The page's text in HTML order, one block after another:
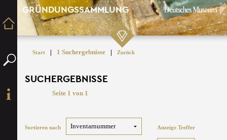
GRÜNDUNGSSAMMLUNG
Start | 1 Suchergebnisse | Zurück
SUCHERGEBNISSE
Seite 1 von 1
Sortieren nach Anzeige Treffer